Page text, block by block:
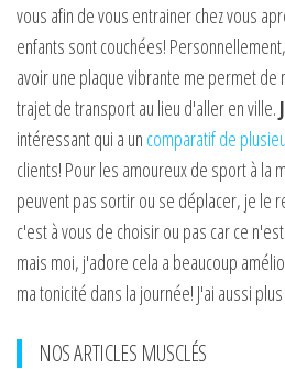
vous afin de vous entrainer chez vous
enfants sont couchées!
avoir une plaque vibrante me permet de
trajet de transport au lieu d'aller en ville.
intéressant qui a un comparatif de
clients! Pour les amoureux de sport à la
peuvent pas sortir ou se déplacer, je le
c'est à vous de choisir ou pas car ce
mais moi, j'adore cela a beaucoup
ma tonicité dans la journée! J'ai aussi
NOS ARTICLES MUSCLÉS